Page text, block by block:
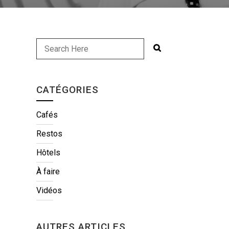
CATÉGORIES
Cafés
Restos
Hôtels
À faire
Vidéos